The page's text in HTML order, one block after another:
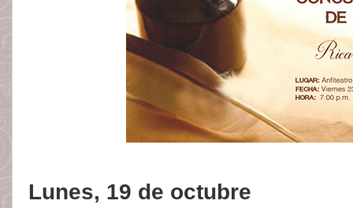
Lunes, 19 de octubre